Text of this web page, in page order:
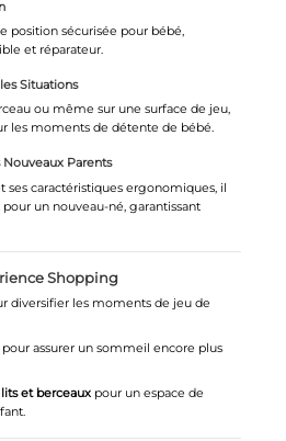
position sécurisée pour bébé,
et réparateur.
Situations
ou même sur une surface de jeu,
les moments de détente de bébé.
Nouveaux Parents
ses caractéristiques ergonomiques, il
un nouveau-né, garantissant
Shopping
diversifier les moments de jeu de
assurer un sommeil encore plus
et berceauxpour un espace de